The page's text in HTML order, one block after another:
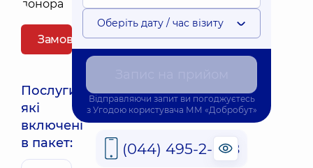
Замовити пакет
Послуги,
які
включені
в пакет:
Оберіть дату / час візиту
Відправляючи запит ви погоджуєтесь
з Угодою користувача ММ «Добробут»
(044) 495-2-888